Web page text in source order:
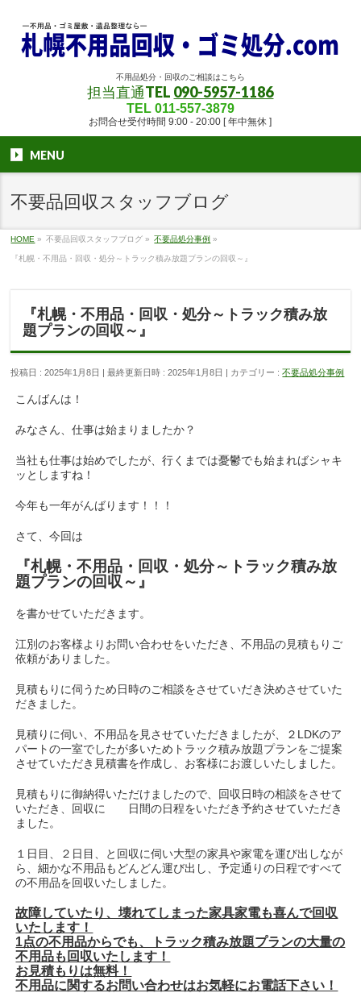
不用品処分・回収のご相談はこちら
担当直通TEL 090-5957-1186
TEL 011-557-3879
お問合せ受付時間 9:00 - 20:00 [ 年中無休 ]
MENU
不要品回収スタッフブログ
HOME » 不要品回収スタッフブログ » 不要品処分事例 »
『札幌・不用品・回収・処分～トラック積み放題プランの回収～』
『札幌・不用品・回収・処分～トラック積み放
題プランの回収～』
投稿日 : 2025年1月8日 最終更新日時 : 2025年1月8日 カテゴリー :不要品処分事例
こんばんは！
みなさん、仕事は始まりましたか？
当社も仕事は始めでしたが、行くまでは憂鬱でも始まればシャキ
ッとしますね！
今年も一年がんばります！！！
さて、今回は
『札幌・不用品・回収・処分～トラック積み放
題プランの回収～』
を書かせていただきます。
江別のお客様よりお問い合わせをいただき、不用品の見積もりご
依頼がありました。
見積もりに伺うため日時のご相談をさせていだき決めさせていた
だきました。
見積りに伺い、不用品を見させていただきましたが、２LDKのア
パートの一室でしたが多いためトラック積み放題プランをご提案
させていただき見積書を作成し、お客様にお渡しいたしました。
見積もりに御納得いただけましたので、回収日時の相談をさせて
いただき、回収に 日間の日程をいただき予約させていただき
ました。
１日目、２日目、と回収に伺い大型の家具や家電を運び出しなが
ら、細かな不用品もどんどん運び出し、予定通りの日程ですべて
の不用品を回収いたしました。
故障していたり、壊れてしまった家具家電も喜んで回収
いたします！
1点の不用品からでも、トラック積み放題プランの大量の
不用品も回収いたします！
お見積もりは無料！
不用品に関するお問い合わせはお気軽にお電話下さい！